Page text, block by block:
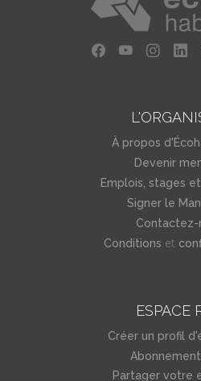
À propos
Devenir
Emplois, stages
Signer le
Contactez-
Conditions et
ESPACE
Créer un profil
Partager votre